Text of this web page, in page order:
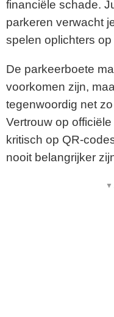
financiële schade.
parkeren verwacht
spelen oplichters op
De parkeerboete
voorkomen zijn,
tegenwoordig net
Vertrouw op
kritisch op QR-
nooit belangrijker
▼